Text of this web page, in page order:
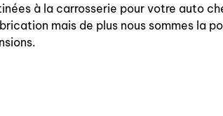
à la carrosserie pour votre auto
mais de plus nous sommes la